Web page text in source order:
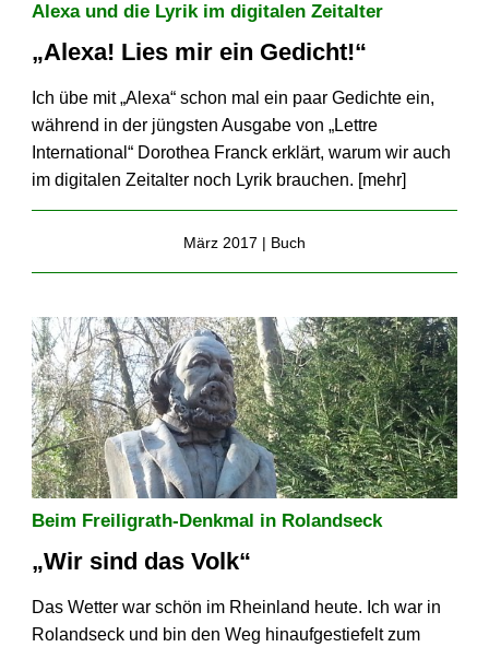
Alexa und die Lyrik im digitalen Zeitalter
„Alexa! Lies mir ein Gedicht!“
Ich übe mit „Alexa“ schon mal ein paar Gedichte ein,
während in der jüngsten Ausgabe von „Lettre
International“ Dorothea Franck erklärt, warum wir auch
im digitalen Zeitalter noch Lyrik brauchen. [mehr]
März 2017 | Buch
Beim Freiligrath-Denkmal in Rolandseck
„Wir sind das Volk“
Das Wetter war schön im Rheinland heute. Ich war in
Rolandseck und bin den Weg hinaufgestiefelt zum